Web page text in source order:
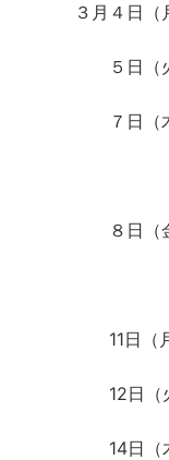
３月４日（
５日（火
７日（木
（新井幹
８日（金
（坂井
11日（月）
12日（火
14日（木